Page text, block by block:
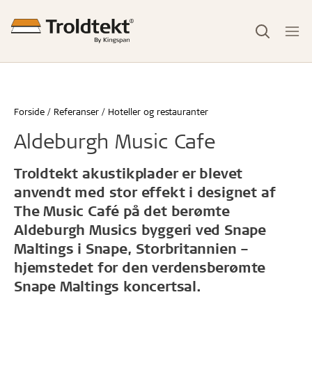
Forside Referanser Hoteller og restauranter
Aldeburgh Music Cafe
Troldtekt akustikplader er blevet
anvendt med stor effekt i designet af
The Music Café på det berømte
Aldeburgh Musics byggeri ved Snape
Maltings i Snape, Storbritannien –
hjemstedet for den verdensberømte
Snape Maltings koncertsal.